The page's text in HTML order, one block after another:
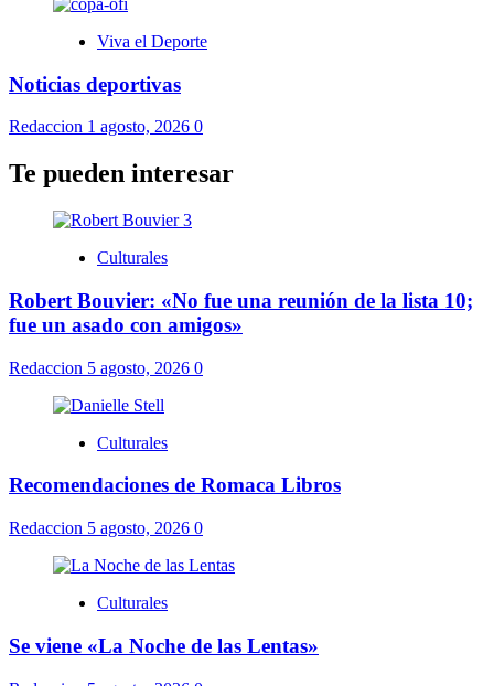
Viva el Deporte
Noticias deportivas
Redaccion 1 agosto, 2026 0
Te pueden interesar
Culturales
Robert Bouvier: «No fue una reunión de la lista 10;
fue un asado con amigos»
Redaccion 5 agosto, 2026 0
Culturales
Recomendaciones de Romaca Libros
Redaccion 5 agosto, 2026 0
Culturales
Se viene «La Noche de las Lentas»